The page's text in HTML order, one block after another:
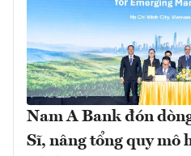
Nam A Bank đón
Sĩ, nâng tổng quy mô